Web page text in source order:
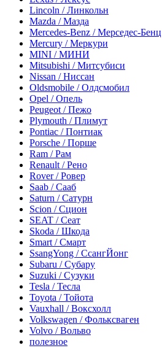
Lincoln / Линкольн
Mazda / Мазда
Mercedes-Benz / Мерседес-Бенц
Mercury / Меркури
MINI / МИНИ
Mitsubishi / Митсубиси
Nissan / Ниссан
Oldsmobile / Олдсмобил
Opel / Опель
Peugeot / Пежо
Plymouth / Плимут
Pontiac / Понтиак
Porsche / Порше
Ram / Рам
Renault / Рено
Rover / Ровер
Saab / Сааб
Saturn / Сатурн
Scion / Сцион
SEAT / Сеат
Skoda / Шкода
Smart / Смарт
SsangYong / СсангЙонг
Subaru / Субару
Suzuki / Сузуки
Tesla / Тесла
Toyota / Тойота
Vauxhall / Воксхолл
Volkswagen / Фольксваген
Volvo / Вольво
полезное